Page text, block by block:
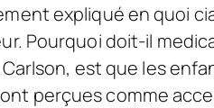
expliqué en quoi
Pourquoi doit-il
est que les
perçues comme